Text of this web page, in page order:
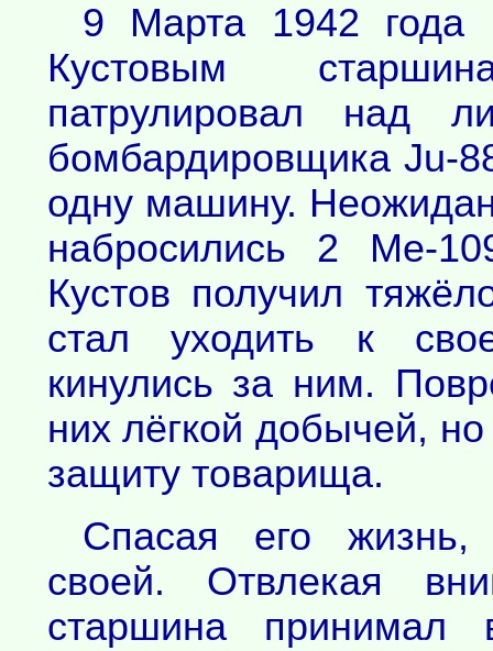
9 Марта 1942 года
Кустовым
патрулировал над
бомбардировщика Ju-
одну машину.
набросились 2 Ме-
Кустов получил
стал уходить к
кинулись за ним.
них лёгкой добычей,
защиту товарища.
Спасая его жизнь,
своей. Отвлекая
старшина